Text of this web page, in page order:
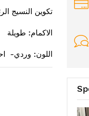
تكوين النسيج
الاكمام: طويلة
اللون: وردي-